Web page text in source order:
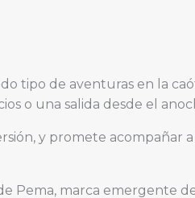
tipo de aventuras en la
o una salida desde el
y promete acompañar
Pema, marca emergente